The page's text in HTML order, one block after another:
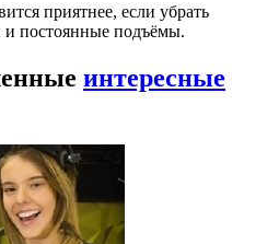
приятнее, если убрать
и постоянные подъёмы.
интересные